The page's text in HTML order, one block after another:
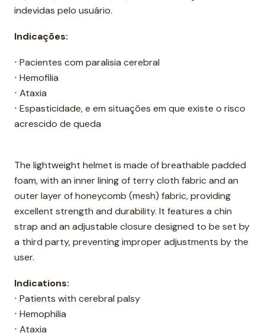
indevidas pelo usuário.
Indicações:
⋅ Pacientes com paralisia cerebral
⋅ Hemofilia
⋅ Ataxia
⋅ Espasticidade, e em situações em que existe o risco
acrescido de queda
The lightweight helmet is made of breathable padded
foam, with an inner lining of terry cloth fabric and an
outer layer of honeycomb (mesh) fabric, providing
excellent strength and durability. It features a chin
strap and an adjustable closure designed to be set by
a third party, preventing improper adjustments by the
user.
Indications:
⋅ Patients with cerebral palsy
⋅ Hemophilia
⋅ Ataxia